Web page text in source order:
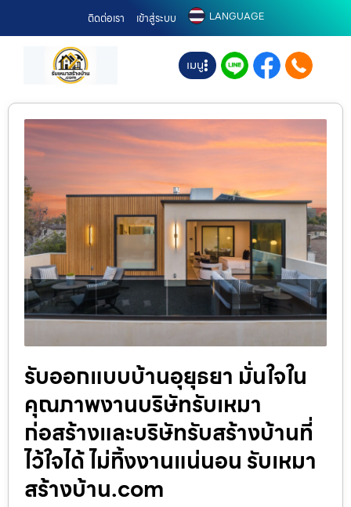
ติดต่อเรา เข้าสู่ระบบ LANGUAGE
เมนู
รับออกแบบบ้านอุยุธยา มั่นใจใน
คุณภาพงานบริษัทรับเหมา
ก่อสร้างและบริษัทรับสร้างบ้านที่
ไว้ใจได้ ไม่ทิ้งงานแน่นอน รับเหมา
สร้างบ้าน.com